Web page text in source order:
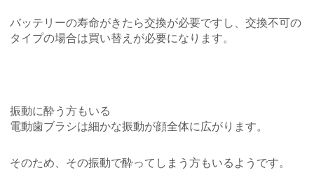
バッテリーの寿命がきたら交換が必要ですし、交換不可の
タイプの場合は買い替えが必要になります。
振動に酔う方もいる
電動歯ブラシは細かな振動が顔全体に広がります。
そのため、その振動で酔ってしまう方もいるようです。